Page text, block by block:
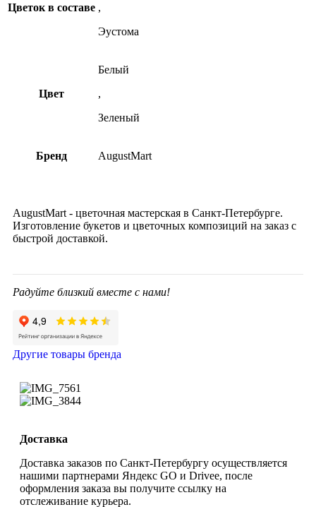
Цветок в составе ,
Эустома
Цвет
Белый
,
Зеленый
Бренд AugustMart
AugustMart - цветочная мастерская в Санкт-Петербурге.
Изготовление букетов и цветочных композиций на заказ c
быстрой доставкой.
Радуйте близкий вместе с нами!
Другие товары бренда
Доставка
Доставка заказов по Санкт-Петербургу осуществляется
нашими партнерами Яндекс GO и Drivee, после
оформления заказа вы получите ссылку на
отслеживание курьера.